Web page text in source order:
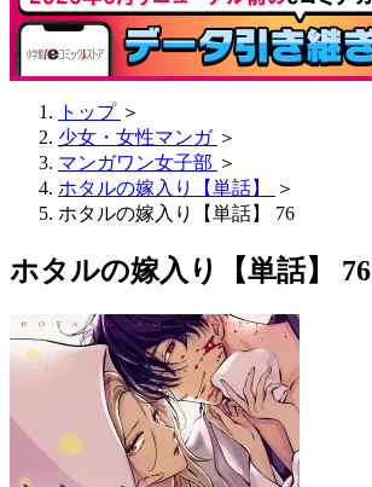
トップ ＞
少女・女性マンガ ＞
マンガワン女子部 ＞
ホタルの嫁入り【単話】
＞
ホタルの嫁入り【単話】 76
ホタルの嫁入り【単話】 76